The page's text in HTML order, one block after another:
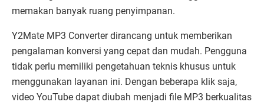
memakan banyak ruang penyimpanan.
Y2Mate MP3 Converter dirancang untuk memberikan
pengalaman konversi yang cepat dan mudah. Pengguna
tidak perlu memiliki pengetahuan teknis khusus untuk
menggunakan layanan ini. Dengan beberapa klik saja,
video YouTube dapat diubah menjadi file MP3 berkualitas